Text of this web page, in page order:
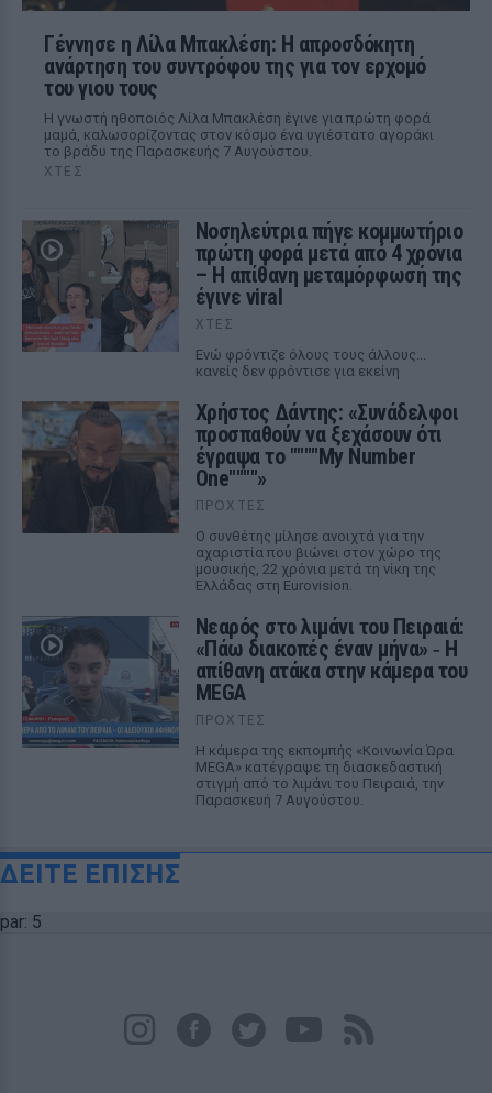
Γέννησε η Λίλα Μπακλέση: Η απροσδόκητη
ανάρτηση του συντρόφου της για τον ερχομό
του γιου τους
Η γνωστή ηθοποιός Λίλα Μπακλέση έγινε για πρώτη φορά
μαμά, καλωσορίζοντας στον κόσμο ένα υγιέστατο αγοράκι
το βράδυ της Παρασκευής 7 Αυγούστου.
ΧΤΕΣ
Νοσηλεύτρια πήγε κομμωτήριο
πρώτη φορά μετά από 4 χρόνια
– Η απίθανη μεταμόρφωσή της
έγινε viral
ΧΤΕΣ
Ενώ φρόντιζε όλους τους άλλους...
κανείς δεν φρόντισε για εκείνη
Χρήστος Δάντης: «Συνάδελφοι
προσπαθούν να ξεχάσουν ότι
έγραψα το """"My Number
One""""»
ΠΡΟΧΤΈΣ
Ο συνθέτης μίλησε ανοιχτά για την
αχαριστία που βιώνει στον χώρο της
μουσικής, 22 χρόνια μετά τη νίκη της
Ελλάδας στη Eurovision.
Νεαρός στο λιμάνι του Πειραιά:
«Πάω διακοπές έναν μήνα» ‑ Η
απίθανη ατάκα στην κάμερα του
MEGA
ΠΡΟΧΤΈΣ
Η κάμερα της εκπομπής «Κοινωνία Ώρα
MEGA» κατέγραψε τη διασκεδαστική
στιγμή από το λιμάνι του Πειραιά, την
Παρασκευή 7 Αυγούστου.
ΔΕΙΤΕ ΕΠΙΣΗΣ
par: 5